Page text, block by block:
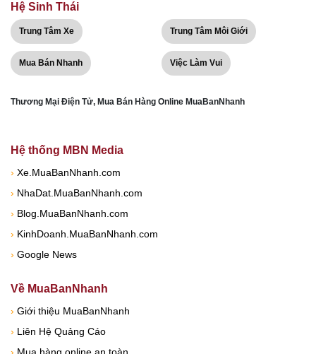
Hệ Sinh Thái
Trung Tâm Xe Trung Tâm Môi Giới
Mua Bán Nhanh Việc Làm Vui
Thương Mại Điện Tử, Mua Bán Hàng Online MuaBanNhanh
Hệ thống MBN Media
› Xe.MuaBanNhanh.com
› NhaDat.MuaBanNhanh.com
› Blog.MuaBanNhanh.com
› KinhDoanh.MuaBanNhanh.com
› Google News
Về MuaBanNhanh
› Giới thiệu MuaBanNhanh
› Liên Hệ Quảng Cáo